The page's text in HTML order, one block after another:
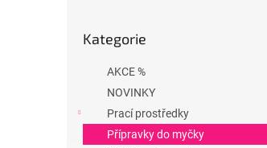
kategorie
Kategorie
AKCE %
NOVINKY
Prací prostředky
Přípravky do myčky